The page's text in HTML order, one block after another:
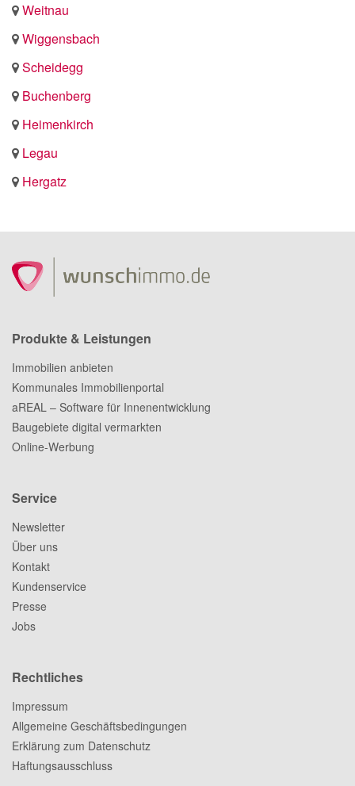
Weitnau
Wiggensbach
Scheidegg
Buchenberg
Heimenkirch
Legau
Hergatz
Produkte & Leistungen
Immobilien anbieten
Kommunales Immobilienportal
aREAL – Software für Innenentwicklung
Baugebiete digital vermarkten
Online-Werbung
Service
Newsletter
Über uns
Kontakt
Kundenservice
Presse
Jobs
Rechtliches
Impressum
Allgemeine Geschäftsbedingungen
Erklärung zum Datenschutz
Haftungsausschluss